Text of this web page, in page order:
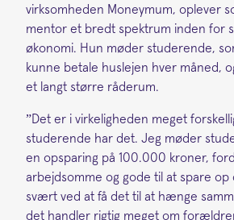
virksomheden Moneymum, oplever
mentor et bredt spektrum inden for
økonomi. Hun møder studerende,
kunne betale huslejen hver måned,
et langt større råderum.
”Det er i virkeligheden meget
studerende har det. Jeg møder
en opsparing på 100.000 kroner,
arbejdsomme og gode til at spare op
svært ved at få det til at hænge
det handler rigtig meget om